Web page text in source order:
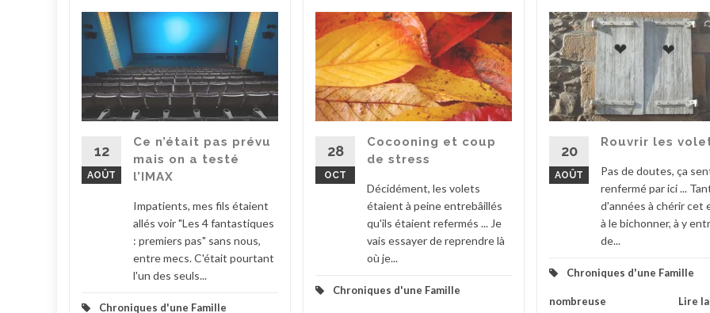
12
AOÛT
Ce n’était pas prévu
mais on a testé
l’IMAX
Impatients, mes fils étaient
allés voir "Les 4 fantastiques
: premiers pas" sans nous,
entre mecs. C'était pourtant
l'un des seuls...
Chroniques d'une Famille
28
OCT
Cocooning et coup
de stress
Décidément, les volets
étaient à peine entrebâillés
qu'ils étaient refermés ... Je
vais essayer de reprendre là
où je...
Chroniques d'une Famille
20
AOÛT
Rouvrir les
Pas de doutes, ça
renfermé par ici ...
d'années à chérir cet
à le bichonner, à y
de...
Chroniques d'une Famille
nombreuse Lire